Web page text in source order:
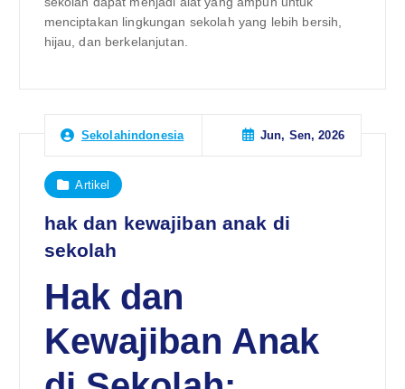
menciptakan lingkungan sekolah yang lebih bersih,
hijau, dan berkelanjutan.
Sekolahindonesia Jun, Sen, 2026
Artikel
hak dan kewajiban anak di
sekolah
Hak dan
Kewajiban Anak